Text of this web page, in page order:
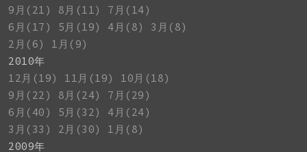
9月(21)
8月(11)
7月(14)
6月(17)
5月(19) 4月(8)
3月(8)
2月(6)
1月(9)
2010年
12月(19)
11月(19)
10月(18)
9月(22)
8月(24)
7月(29)
6月(40)
5月(32)
4月(24)
3月(33)
2月(30)
1月(8)
2009年